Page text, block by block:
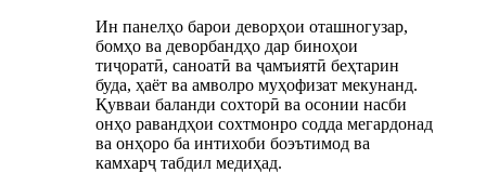
Ин панелҳо барои деворҳои оташногузар,
бомҳо ва деворбандҳо дар биноҳои
тиҷоратӣ, саноатӣ ва ҷамъиятӣ беҳтарин
буда, ҳаёт ва амволро муҳофизат мекунанд.
Қувваи баланди сохторӣ ва осонии насби
онҳо равандҳои сохтмонро содда мегардонад
ва онҳоро ба интихоби боэътимод ва
камхарҷ табдил медиҳад.